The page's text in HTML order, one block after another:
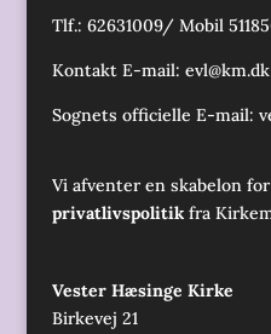
Tlf.: 62631009/ Mobil
Kontakt E-mail: evl@km.dk
Sognets officielle E-mail:
Vi afventer en skabelon
privatlivspolitikfra
Vester Hæsinge Kirke
Birkevej 21